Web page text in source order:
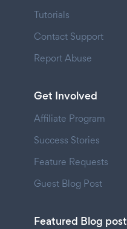
Tutorials
Contact Support
Report Abuse
Get Involved
Affiliate Program
Success Stories
Feature Requests
Guest Blog Post
Featured Blog post